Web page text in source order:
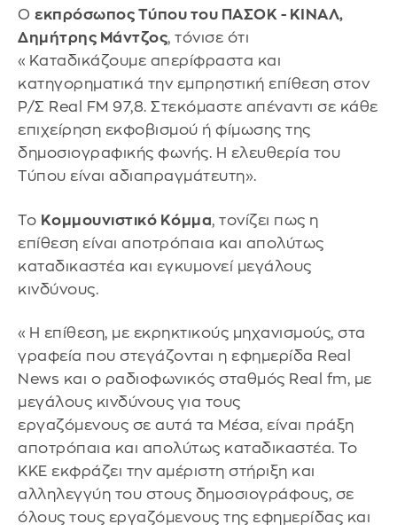
Ο εκπρόσωπος Τύπου του ΠΑΣΟΚ - ΚΙΝΑΛ,
Δημήτρης Μάντζος, τόνισε ότι
«Καταδικάζουμε απερίφραστα και
κατηγορηματικά την εμπρηστική επίθεση στον
Ρ/Σ Real FM 97,8. Στεκόμαστε απέναντι σε κάθε
επιχείρηση εκφοβισμού ή φίμωσης της
δημοσιογραφικής φωνής. Η ελευθερία του
Τύπου είναι αδιαπραγμάτευτη».
Το Κομμουνιστικό Κόμμα, τονίζει πως η
επίθεση είναι αποτρόπαια και απολύτως
καταδικαστέα και εγκυμονεί μεγάλους
κινδύνους.
«Η επίθεση, με εκρηκτικούς μηχανισμούς, στα
γραφεία που στεγάζονται η εφημερίδα Real
News και ο ραδιοφωνικός σταθμός Real fm, με
μεγάλους κινδύνους για τους
εργαζόμενους σε αυτά τα Μέσα, είναι πράξη
αποτρόπαια και απολύτως καταδικαστέα. Το
ΚΚΕ εκφράζει την αμέριστη στήριξη και
αλληλεγγύη του στους δημοσιογράφους, σε
όλους τους εργαζόμενους της εφημερίδας και